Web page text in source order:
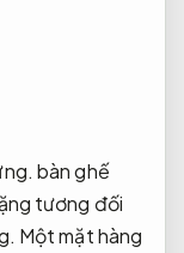
bàn ghế
tương đối
Một mặt hàng